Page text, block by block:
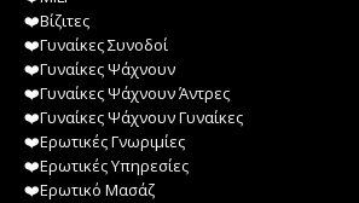
❤️️Βίζιτες
❤️️Γυναίκες Συνοδοί
❤️️Γυναίκες Ψάχνουν
❤️️Γυναίκες Ψάχνουν Άντρες
❤️️Γυναίκες Ψάχνουν Γυναίκες
❤️️Ερωτικές Γνωριμίες
❤️️Ερωτικές Υπηρεσίες
❤️️Ερωτικό Μασάζ